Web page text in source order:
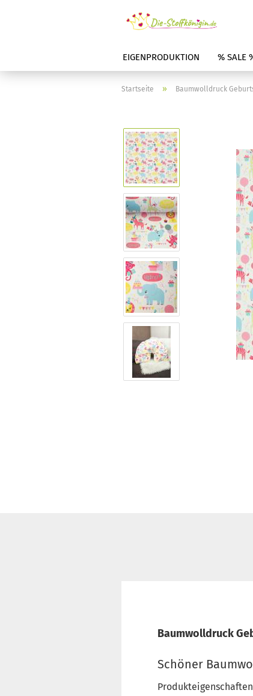
EIGENPRODUKTION % SALE
Startseite » Baumwolldruck
Baumwolldruck
Schöner